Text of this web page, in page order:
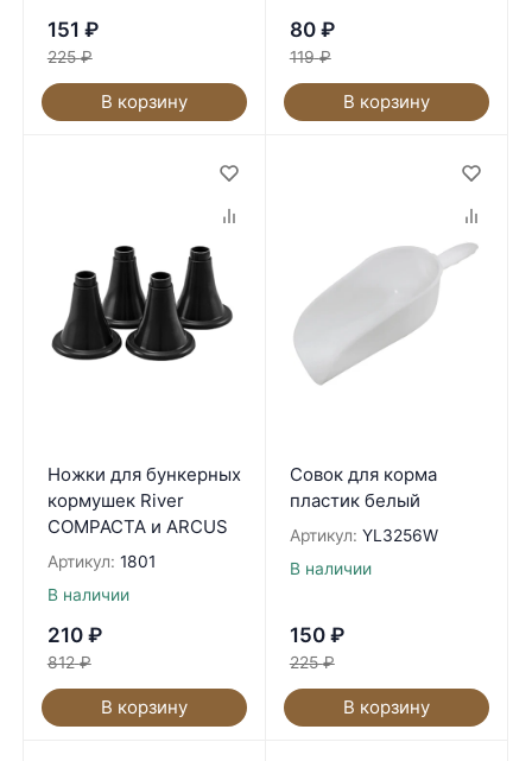
151 ₽
225 ₽
В корзину
80 ₽
119 ₽
В корзину
Ножки для бункерных
кормушек River
COMPACTA и ARCUS
Артикул: 1801
В наличии
210 ₽
812 ₽
В корзину
Совок для корма
пластик белый
Артикул: YL3256W
В наличии
150 ₽
225 ₽
В корзину